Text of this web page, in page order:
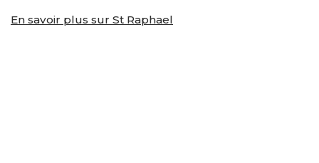
En savoir plus sur St Raphael